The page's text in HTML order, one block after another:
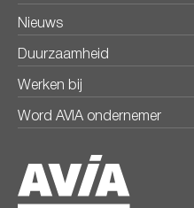
Nieuws
Duurzaamheid
Werken bij
Word AVIA ondernemer